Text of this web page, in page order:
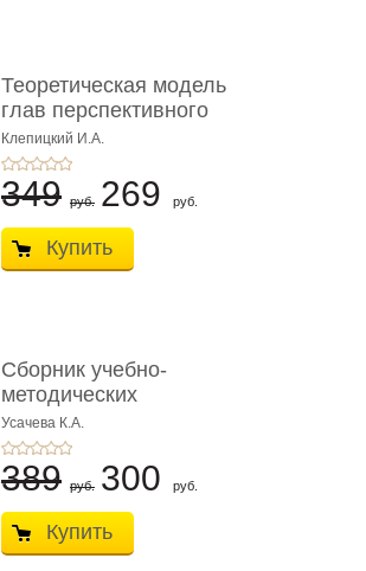
Теоретическая модель
глав перспективного
УК о ...
Клепицкий И.А.
349 руб. 269 руб.
Купить
Сборник учебно-
методических
материалов по кур ...
Усачева К.А.
389 руб. 300 руб.
Купить